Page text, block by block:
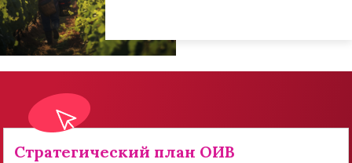
Стратегический план ОИВ